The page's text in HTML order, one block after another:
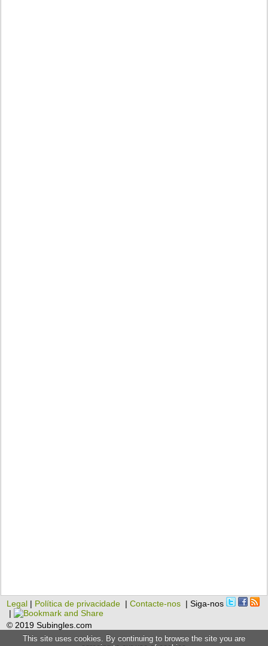
Legal | Política de privacidade |Contacte-nos | Siga-nos
|
© 2019 Subingles.com
This site uses cookies. By continuing to browse the site you are